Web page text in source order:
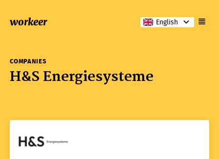
workeer English
COMPANIES
H&S Energiesysteme